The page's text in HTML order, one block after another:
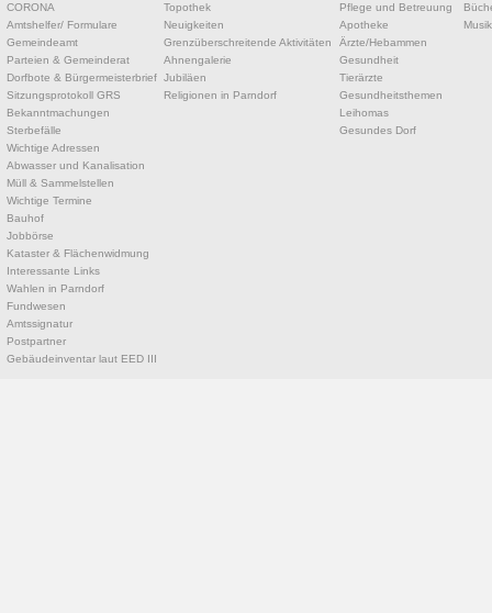
CORONA
Amtshelfer/ Formulare
Gemeindeamt
Parteien & Gemeinderat
Dorfbote & Bürgermeisterbrief
Sitzungsprotokoll GRS
Bekanntmachungen
Sterbefälle
Wichtige Adressen
Abwasser und Kanalisation
Müll & Sammelstellen
Wichtige Termine
Bauhof
Jobbörse
Kataster & Flächenwidmung
Interessante Links
Wahlen in Parndorf
Fundwesen
Amtssignatur
Postpartner
Gebäudeinventar laut EED III
Topothek
Neuigkeiten
Grenzüberschreitende Aktivitäten
Ahnengalerie
Jubiläen
Religionen in Parndorf
Pflege und Betreuung
Apotheke
Ärzte/Hebammen
Gesundheit
Tierärzte
Gesundheitsthemen
Leihomas
Gesundes Dorf